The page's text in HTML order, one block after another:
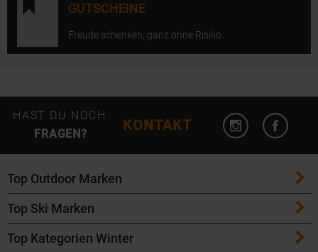
GUTSCHEINE
Freude schenken, ganz ohne Risiko.
HAST DU NOCH
FRAGEN?
KONTAKT
Instagram
Top Outdoor Marken
Patagonia
Maloja
Top Ski Marken
ATK Bindungen
Top Kategorien Winter